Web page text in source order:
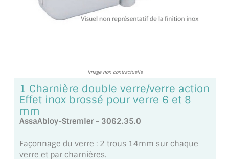
GUIDE : CHOIX PAR UTILISATION
MIROIRS VIEILLIS AMBIANCE BRASSERIE
MIROIR SUR MESURE
MIROIR DÉCORATIF DE COULEUR
Image non contractuelle
1 Charnière double verre/verre action
Effet inox brossé pour verre 6 et 8
mm
AssaAbloy-Stremler - 3062.35.0
Façonnage du verre : 2 trous 14mm sur chaque
verre et par charnières.